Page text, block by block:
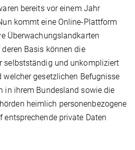
bereits vor einem Jahr
kommt eine Online-Plattform
Überwachungslandkarten
Basis können die
selbstständig und unkompliziert
welcher gesetzlichen Befugnisse
in ihrem Bundesland sowie die
heimlich personenbezogene
entsprechende private Daten